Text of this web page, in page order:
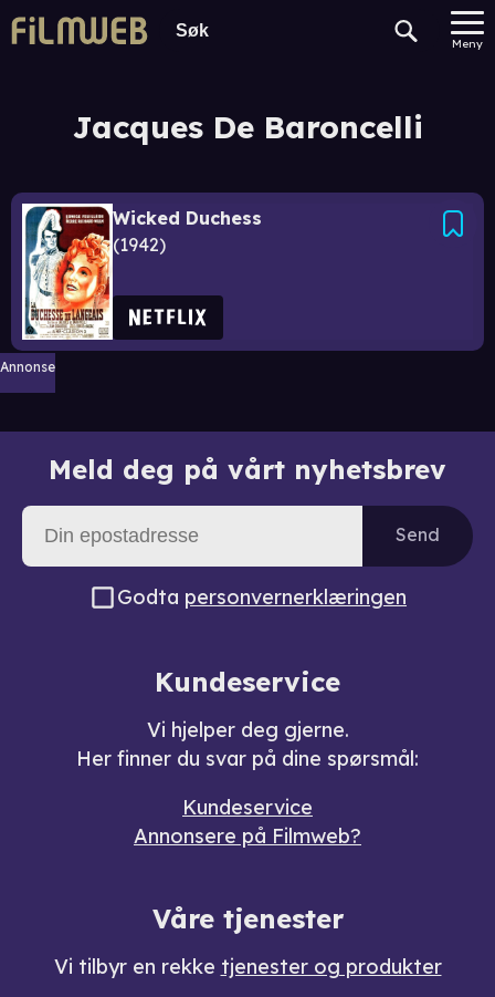
Meny
Jacques De Baroncelli
Wicked Duchess
1942
Annonse
Meld deg på vårt nyhetsbrev
Send
Godta personvernerklæringen
Kundeservice
Vi hjelper deg gjerne.
Her finner du svar på dine spørsmål:
Kundeservice
Annonsere på Filmweb?
Våre tjenester
Vi tilbyr en rekke tjenester og produkter